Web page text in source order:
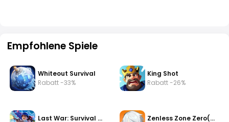
Empfohlene Spiele
Whiteout Survival
Rabatt -33%
King Shot
Rabatt -26%
Last War: Survival Game
Zenless Zone Zero(zzz)